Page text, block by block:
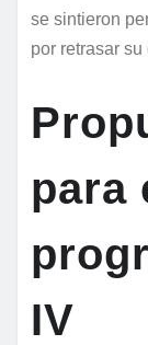
se sintieron
por retrasar
para
IV